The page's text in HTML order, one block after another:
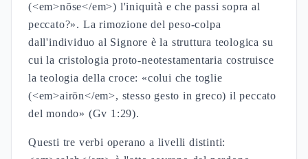
(<em>nōse</em>) l'iniquità e che passi sopra al
peccato?». La rimozione del peso-colpa
dall'individuo al Signore è la struttura teologica su
cui la cristologia proto-neotestamentaria costruisce
la teologia della croce: «colui che toglie
(<em>airōn</em>, stesso gesto in greco) il peccato
del mondo» (Gv 1:29).
Questi tre verbi operano a livelli distinti: